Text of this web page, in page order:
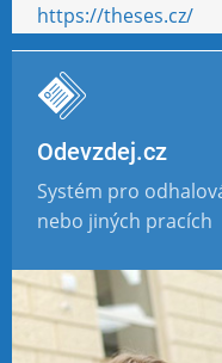
https://theses.cz/
Odevzdej.cz
Systém pro
nebo jiných pracích